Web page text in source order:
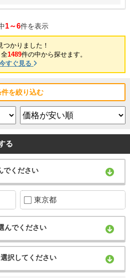
1～6件を表示
つかりました！
全1489件の中から探せます。
すぐ見る
件を絞り込む
る
でください
東京都
んでください
択してください